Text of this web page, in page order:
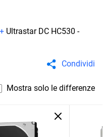
+ Ultrastar DC HC530 -
Condividi
Mostra solo le differenze